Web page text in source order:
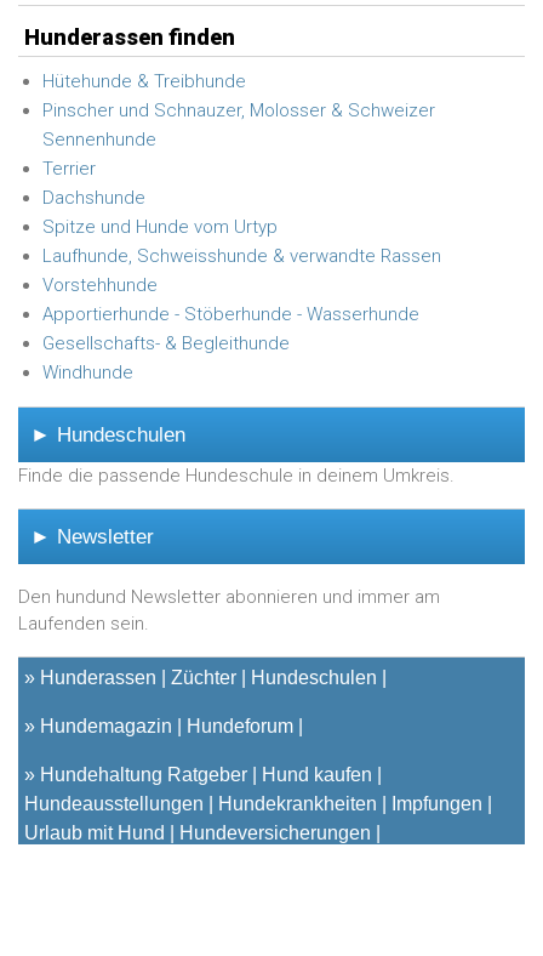
Hunderassen finden
Hütehunde & Treibhunde
Pinscher und Schnauzer, Molosser & Schweizer
Sennenhunde
Terrier
Dachshunde
Spitze und Hunde vom Urtyp
Laufhunde, Schweisshunde & verwandte Rassen
Vorstehhunde
Apportierhunde - Stöberhunde - Wasserhunde
Gesellschafts- & Begleithunde
Windhunde
► Hundeschulen
Finde die passende Hundeschule in deinem Umkreis.
► Newsletter
Den hundund Newsletter abonnieren und immer am
Laufenden sein.
» Hunderassen Züchter Hundeschulen
» Hundemagazin Hundeforum
» Hundehaltung Ratgeber
Hund kaufen
Hundeausstellungen
Hundekrankheiten
Impfungen
Urlaub mit Hund
Hundeversicherungen